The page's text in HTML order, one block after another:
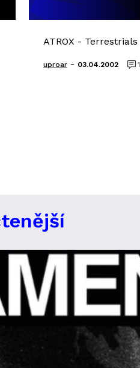
ATROX - Terrestrials
uproar - 03.04.2002 1